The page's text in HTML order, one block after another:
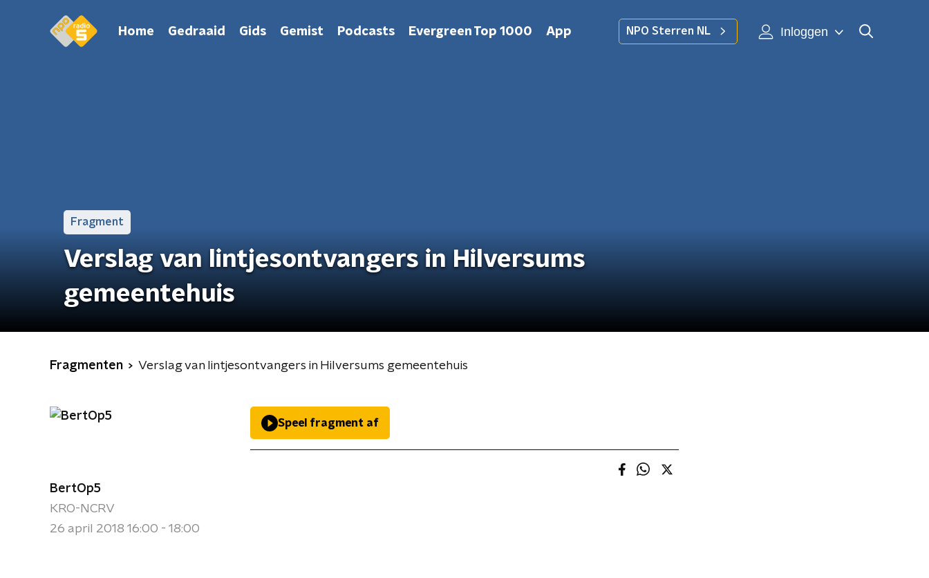
Home Gedraaid Gids Gemist Podcasts Evergreen Top 1000 App NPO Sterren NL Inloggen
Fragment
Verslag van lintjesontvangers in Hilversums
gemeentehuis
Fragmenten Verslag van lintjesontvangers in Hilversums gemeentehuis
BertOp5
KRO-NCRV
26 april 2018 16:00 - 18:00
Speel fragment af